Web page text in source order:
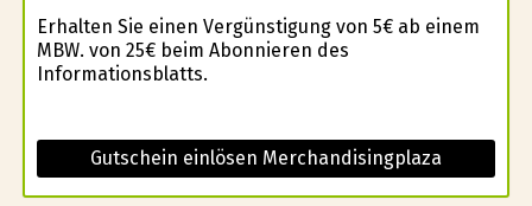
Erhalten Sie einen Vergünstigung von 5€ ab einem
MBW. von 25€ beim Abonnieren des
Informationsblatts.
Gutschein einlösen Merchandisingplaza